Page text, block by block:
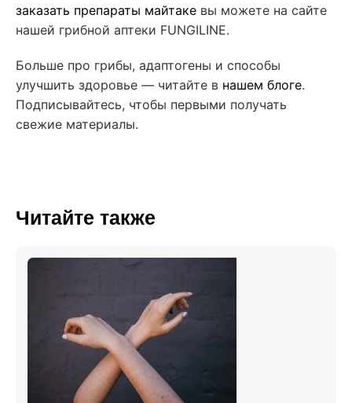
заказать препараты майтаке вы можете на сайте
нашей грибной аптеки FUNGILINE.
Больше про грибы, адаптогены и способы
улучшить здоровье — читайте в нашем блоге.
Подписывайтесь, чтобы первыми получать
свежие материалы.
Читайте также